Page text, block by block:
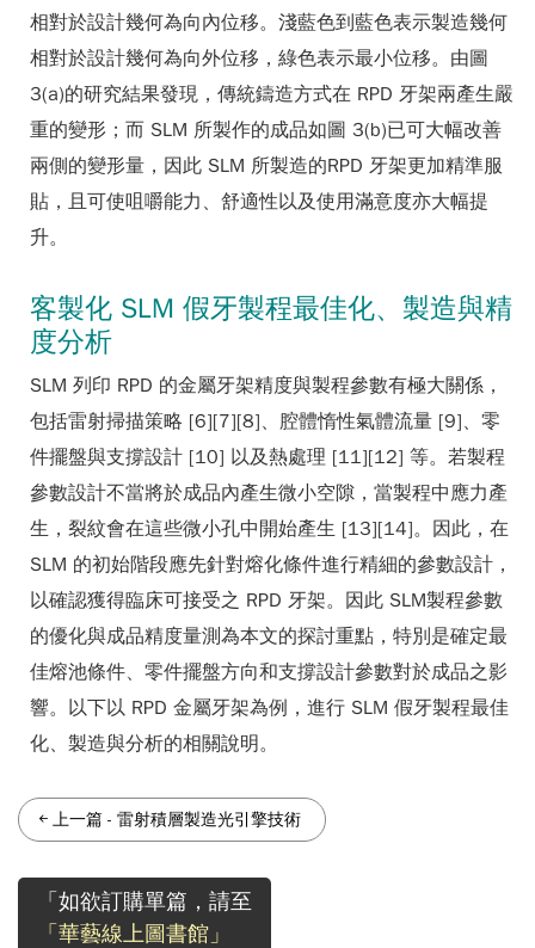
相對於設計幾何為向內位移。淺藍色到藍色表示製造幾何
相對於設計幾何為向外位移，綠色表示最小位移。由圖
3(a)的研究結果發現，傳統鑄造方式在 RPD 牙架兩產生嚴
重的變形；而 SLM 所製作的成品如圖 3(b)已可大幅改善
兩側的變形量，因此 SLM 所製造的RPD 牙架更加精準服
貼，且可使咀嚼能力、舒適性以及使用滿意度亦大幅提
升。
客製化 SLM 假牙製程最佳化、製造與精
度分析
SLM 列印 RPD 的金屬牙架精度與製程參數有極大關係，
包括雷射掃描策略 [6][7][8]、腔體惰性氣體流量 [9]、零
件擺盤與支撐設計 [10] 以及熱處理 [11][12] 等。若製程
參數設計不當將於成品內產生微小空隙，當製程中應力產
生，裂紋會在這些微小孔中開始產生 [13][14]。因此，在
SLM 的初始階段應先針對熔化條件進行精細的參數設計，
以確認獲得臨床可接受之 RPD 牙架。因此 SLM製程參數
的優化與成品精度量測為本文的探討重點，特別是確定最
佳熔池條件、零件擺盤方向和支撐設計參數對於成品之影
響。以下以 RPD 金屬牙架為例，進行 SLM 假牙製程最佳
化、製造與分析的相關說明。
上一篇 - 雷射積層製造光引擎技術
「如欲訂購單篇，請至
「華藝線上圖書館」